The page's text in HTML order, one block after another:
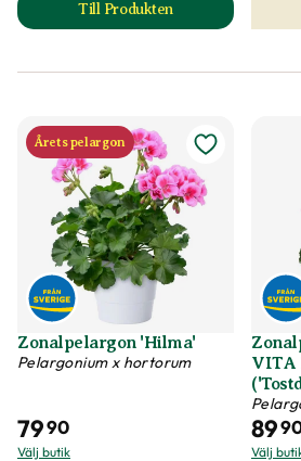
Till Produkten
till Zonalpelargon 'Estelle'
Årets pelargon
Zonalpelargon 'Hilma'
Pelargonium x hortorum
7990
Välj butik
VITA
89
Välj